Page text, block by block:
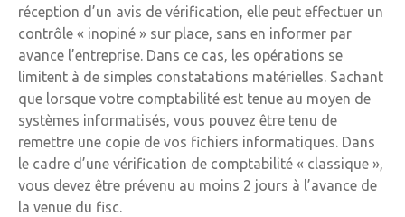
réception d’un avis de vérification, elle peut effectuer un
contrôle « inopiné » sur place, sans en informer par
avance l’entreprise. Dans ce cas, les opérations se
limitent à de simples constatations matérielles. Sachant
que lorsque votre comptabilité est tenue au moyen de
systèmes informatisés, vous pouvez être tenu de
remettre une copie de vos fichiers informatiques. Dans
le cadre d’une vérification de comptabilité « classique »,
vous devez être prévenu au moins 2 jours à l’avance de
la venue du fisc.